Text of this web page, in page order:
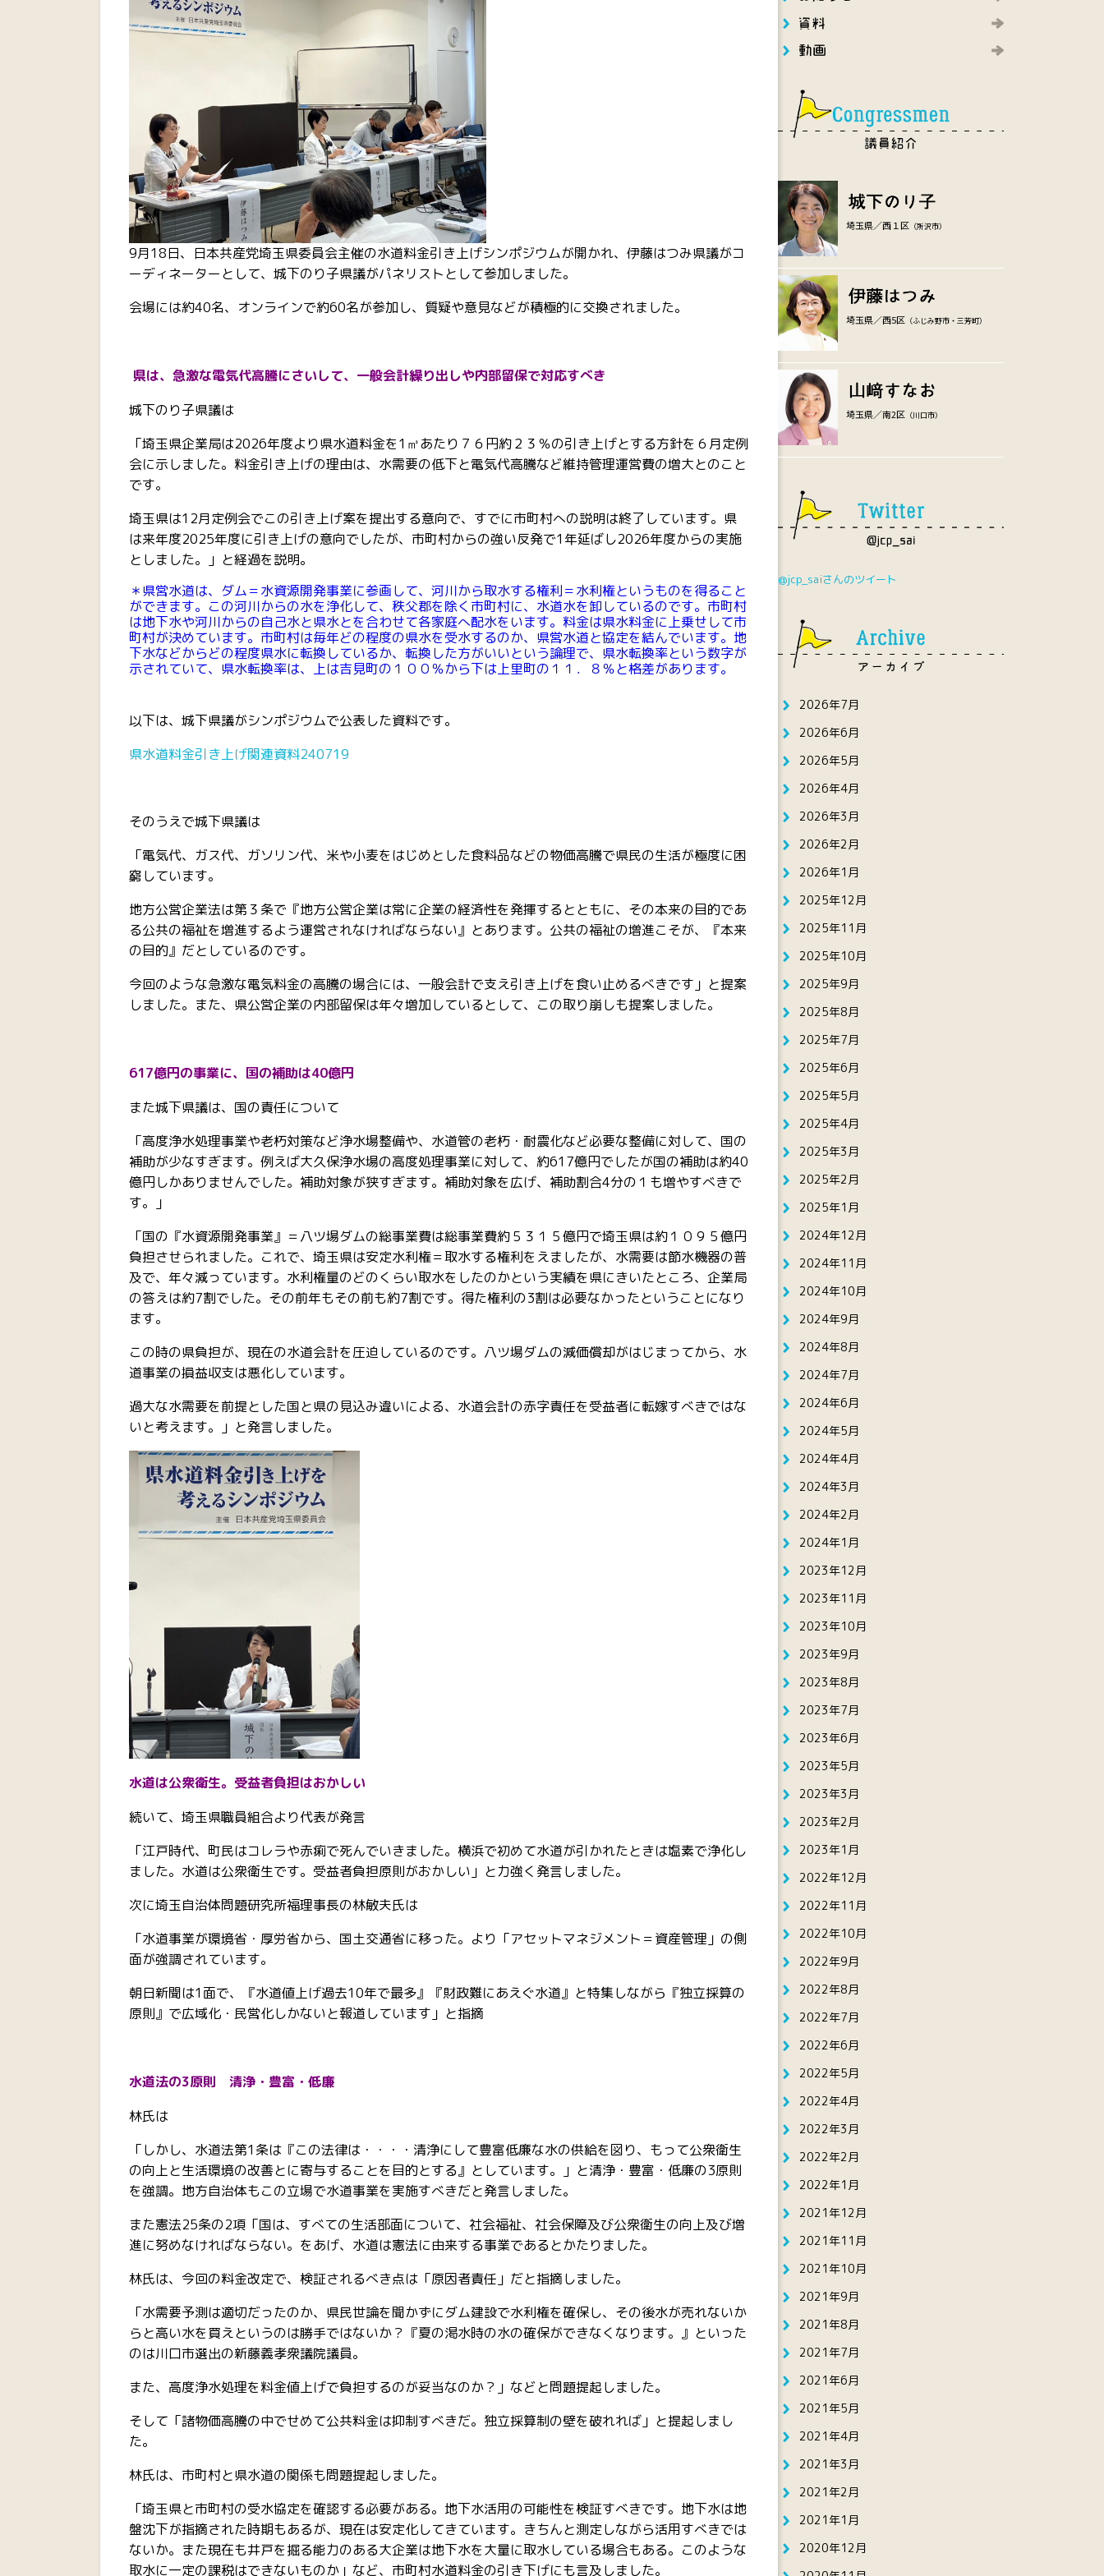
9月18日、日本共産党埼玉県委員会主催の水道料金引き上げシンポジウムが開かれ、伊藤はつみ県議がコ
ーディネーターとして、城下のり子県議がパネリストとして参加しました。
会場には約40名、オンラインで約60名が参加し、質疑や意見などが積極的に交換されました。
県は、急激な電気代高騰にさいして、一般会計繰り出しや内部留保で対応すべき
城下のり子県議は
「埼玉県企業局は2026年度より県水道料金を1㎥あたり７６円約２３％の引き上げとする方針を６月定例
会に示しました。料金引き上げの理由は、水需要の低下と電気代高騰など維持管理運営費の増大とのこと
です。
埼玉県は12月定例会でこの引き上げ案を提出する意向で、すでに市町村への説明は終了しています。県
は来年度2025年度に引き上げの意向でしたが、市町村からの強い反発で1年延ばし2026年度からの実施
としました。」と経過を説明。
＊県営水道は、ダム＝水資源開発事業に参画して、河川から取水する権利＝水利権というものを得ること
ができます。この河川からの水を浄化して、秩父郡を除く市町村に、水道水を卸しているのです。市町村
は地下水や河川からの自己水と県水とを合わせて各家庭へ配水をいます。料金は県水料金に上乗せして市
町村が決めています。市町村は毎年どの程度の県水を受水するのか、県営水道と協定を結んでいます。地
下水などからどの程度県水に転換しているか、転換した方がいいという論理で、県水転換率という数字が
示されていて、県水転換率は、上は吉見町の１００％から下は上里町の１１．８％と格差があります。
以下は、城下県議がシンポジウムで公表した資料です。
県水道料金引き上げ関連資料240719
そのうえで城下県議は
「電気代、ガス代、ガソリン代、米や小麦をはじめとした食料品などの物価高騰で県民の生活が極度に困
窮しています。
地方公営企業法は第３条で『地方公営企業は常に企業の経済性を発揮するとともに、その本来の目的であ
る公共の福祉を増進するよう運営されなければならない』とあります。公共の福祉の増進こそが、『本来
の目的』だとしているのです。
今回のような急激な電気料金の高騰の場合には、一般会計で支え引き上げを食い止めるべきです」と提案
しました。また、県公営企業の内部留保は年々増加しているとして、この取り崩しも提案しました。
617億円の事業に、国の補助は40億円
また城下県議は、国の責任について
「高度浄水処理事業や老朽対策など浄水場整備や、水道管の老朽・耐震化など必要な整備に対して、国の
補助が少なすぎます。例えば大久保浄水場の高度処理事業に対して、約617億円でしたが国の補助は約40
億円しかありませんでした。補助対象が狭すぎます。補助対象を広げ、補助割合4分の１も増やすべきで
す。」
「国の『水資源開発事業』＝八ツ場ダムの総事業費は総事業費約５３１５億円で埼玉県は約１０９５億円
負担させられました。これで、埼玉県は安定水利権＝取水する権利をえましたが、水需要は節水機器の普
及で、年々減っています。水利権量のどのくらい取水をしたのかという実績を県にきいたところ、企業局
の答えは約7割でした。その前年もその前も約7割です。得た権利の3割は必要なかったということになり
ます。
この時の県負担が、現在の水道会計を圧迫しているのです。八ツ場ダムの減価償却がはじまってから、水
道事業の損益収支は悪化しています。
過大な水需要を前提とした国と県の見込み違いによる、水道会計の赤字責任を受益者に転嫁すべきではな
いと考えます。」と発言しました。
水道は公衆衛生。受益者負担はおかしい
続いて、埼玉県職員組合より代表が発言
「江戸時代、町民はコレラや赤痢で死んでいきました。横浜で初めて水道が引かれたときは塩素で浄化し
ました。水道は公衆衛生です。受益者負担原則がおかしい」と力強く発言しました。
次に埼玉自治体問題研究所福理事長の林敏夫氏は
「水道事業が環境省・厚労省から、国土交通省に移った。より「アセットマネジメント＝資産管理」の側
面が強調されています。
朝日新聞は1面で、『水道値上げ過去10年で最多』『財政難にあえぐ水道』と特集しながら『独立採算の
原則』で広域化・民営化しかないと報道しています」と指摘
水道法の3原則 清浄・豊富・低廉
林氏は
「しかし、水道法第1条は『この法律は・・・・清浄にして豊富低廉な水の供給を図り、もって公衆衛生
の向上と生活環境の改善とに寄与することを目的とする』としています。」と清浄・豊富・低廉の3原則
を強調。地方自治体もこの立場で水道事業を実施すべきだと発言しました。
また憲法25条の2項「国は、すべての生活部面について、社会福祉、社会保障及び公衆衛生の向上及び増
進に努めなければならない。をあげ、水道は憲法に由来する事業であるとかたりました。
林氏は、今回の料金改定で、検証されるべき点は「原因者責任」だと指摘しました。
「水需要予測は適切だったのか、県民世論を聞かずにダム建設で水利権を確保し、その後水が売れないか
らと高い水を買えというのは勝手ではないか？『夏の渇水時の水の確保ができなくなります。』といった
のは川口市選出の新藤義孝衆議院議員。
また、高度浄水処理を料金値上げで負担するのが妥当なのか？」などと問題提起しました。
そして「諸物価高騰の中でせめて公共料金は抑制すべきだ。独立採算制の壁を破れれば」と提起しまし
た。
林氏は、市町村と県水道の関係も問題提起しました。
「埼玉県と市町村の受水協定を確認する必要がある。地下水活用の可能性を検証すべきです。地下水は地
盤沈下が指摘された時期もあるが、現在は安定化してきています。きちんと測定しながら活用すべきでは
ないか。また現在も井戸を掘る能力のある大企業は地下水を大量に取水している場合もある。このような
取水に一定の課税はできないものか」など、市町村水道料金の引き下げにも言及しました。
埼玉県／西１区 （所沢市）
埼玉県／西5区 （ふじみ野市・三芳町）
埼玉県／南2区 （川口市）
@jcp_saiさんのツイート
2026年7月
2026年6月
2026年5月
2026年4月
2026年3月
2026年2月
2026年1月
2025年12月
2025年11月
2025年10月
2025年9月
2025年8月
2025年7月
2025年6月
2025年5月
2025年4月
2025年3月
2025年2月
2025年1月
2024年12月
2024年11月
2024年10月
2024年9月
2024年8月
2024年7月
2024年6月
2024年5月
2024年4月
2024年3月
2024年2月
2024年1月
2023年12月
2023年11月
2023年10月
2023年9月
2023年8月
2023年7月
2023年6月
2023年5月
2023年3月
2023年2月
2023年1月
2022年12月
2022年11月
2022年10月
2022年9月
2022年8月
2022年7月
2022年6月
2022年5月
2022年4月
2022年3月
2022年2月
2022年1月
2021年12月
2021年11月
2021年10月
2021年9月
2021年8月
2021年7月
2021年6月
2021年5月
2021年4月
2021年3月
2021年2月
2021年1月
2020年12月